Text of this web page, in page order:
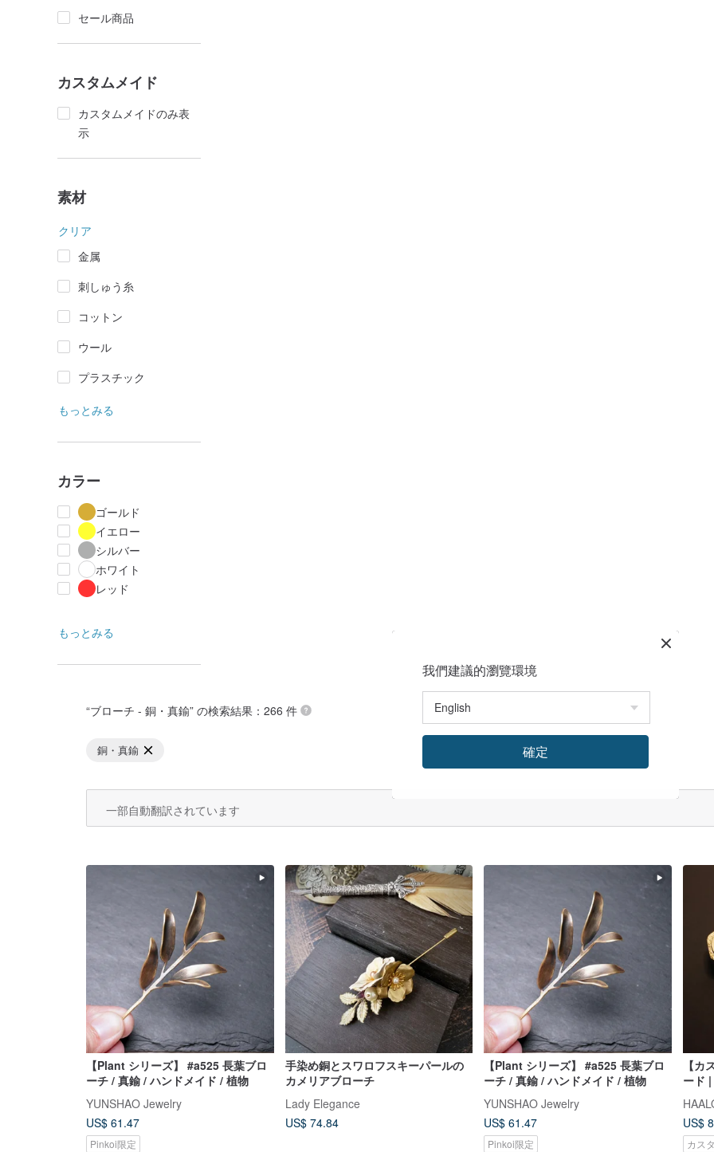
セール商品
カスタムメイド
カスタムメイドのみ表
示
素材
クリア
金属
刺しゅう糸
コットン
ウール
プラスチック
もっとみる
カラー
ゴールド
イエロー
シルバー
ホワイト
レッド
もっとみる
“ブローチ - 銅・真鍮” の検索結果：266 件
銅・真鍮
一部自動翻訳されています
【Plant シリーズ】 #a525 長葉ブロ
ーチ / 真鍮 / ハンドメイド / 植物
YUNSHAO Jewelry
US$ 61.47
Pinkoi限定
手染め銅とスワロフスキーパールの
カメリアブローチ
Lady Elegance
US$ 74.84
【Plant シリーズ】 #a525 長葉ブロ
ーチ / 真鍮 / ハンドメイド / 植物
YUNSHAO Jewelry
US$ 61.47
Pinkoi限定
【カ
ード
US$
カス
我們建議的瀏覽環境
確定